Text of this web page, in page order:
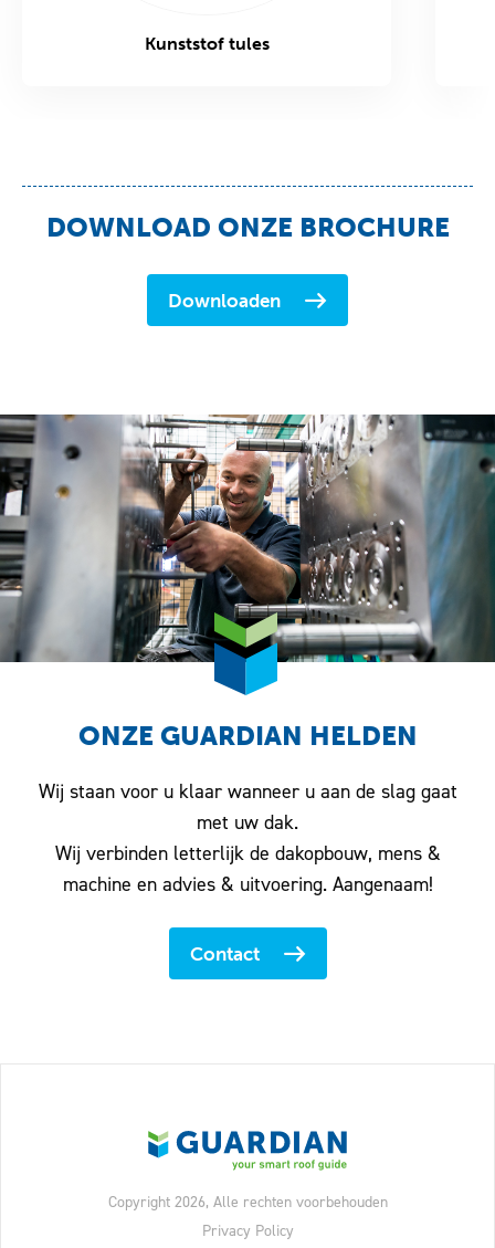
Kunststof tules
DOWNLOAD ONZE BROCHURE
Downloaden
ONZE GUARDIAN HELDEN
Wij staan voor u klaar wanneer u aan de slag gaat
met uw dak.
Wij verbinden letterlijk de dakopbouw, mens &
machine en advies & uitvoering. Aangenaam!
Contact
Copyright 2026, Alle rechten voorbehouden
Privacy Policy